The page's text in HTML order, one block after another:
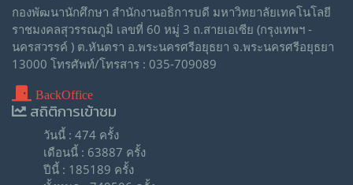
กองพัฒนานักศึกษา สำนักงานอธิการบดี มหาวิทยาลัยเทคโนโลยี
ราชมงคลสุวรรณภูมิ เลขที่ 60 หมู่ 3 ถ.สายเอเซีย (กรุงเทพฯ -
นครสวรรค์ ) ต.หันตรา อ.พระนครศรีอยุธยา จ.พระนครศรีอยุธยา
13000 โทรศัพท์/โทรสาร : 035-709089
BackOffice
สถิติการเข้าชม
วันนี้ : 474 ครั้ง
เดือนนี้ : 63887 ครั้ง
ปีนี้ : 185189 ครั้ง